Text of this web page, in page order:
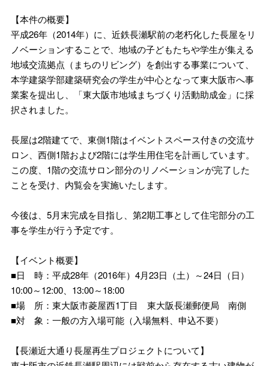
【本件の概要】
平成26年（2014年）に、近鉄長瀬駅前の老朽化した長屋をリ
ノベーションすることで、地域の子どもたちや学生が集える
地域交流拠点（まちのリビング）を創出する事業について、
本学建築学部建築研究会の学生が中心となって東大阪市へ事
業案を提出し、「東大阪市地域まちづくり活動助成金」に採
択されました。
長屋は2階建てで、東側1階はイベントスペース付きの交流サ
ロン、西側1階および2階には学生用住宅を計画しています。
この度、1階の交流サロン部分のリノベーションが完了した
ことを受け、内覧会を実施いたします。
今後は、5月末完成を目指し、第2期工事として住宅部分の工
事を学生が行う予定です。
【イベント概要】
■日 時：平成28年（2016年）4月23日（土）～24日（日）
10:00～12:00、13:00～18:00
■場 所：東大阪市菱屋西1丁目 東大阪長瀬郵便局 南側
■対 象：一般の方入場可能（入場無料、申込不要）
【長瀬近大通り長屋再生プロジェクトについて】